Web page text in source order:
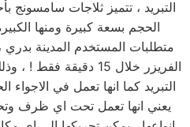
التبريد ، تتميز ثلاجات سامسونج
الحجم بسعة كبيرة ومنها
متطلبات المستخدم المدينة
الفريزر خلال 15 دقيقة
التبريد كما انها تعمل في
يعني انها تعمل تحت اي ظرف